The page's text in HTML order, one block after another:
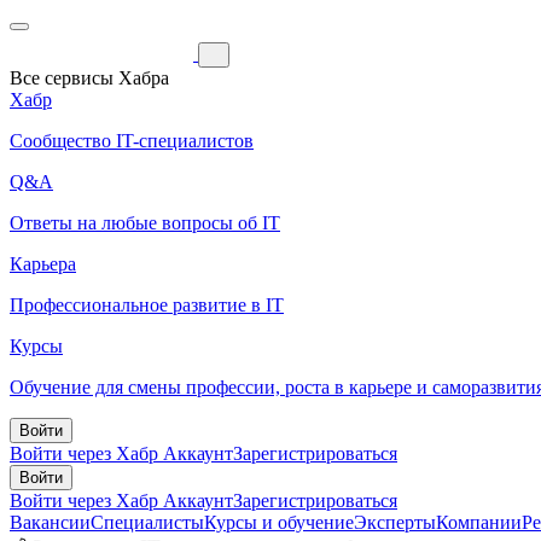
Все сервисы Хабра
Хабр
Сообщество IT-специалистов
Q&A
Ответы на любые вопросы об IT
Карьера
Профессиональное развитие в IT
Курсы
Обучение для смены профессии, роста в карьере и
Войти
Войти через Хабр АккаунтЗарегистрироваться
Войти
Войти через Хабр АккаунтЗарегистрироваться
ВакансииСпециалистыКурсы и обучениеЭкспертыКомпании